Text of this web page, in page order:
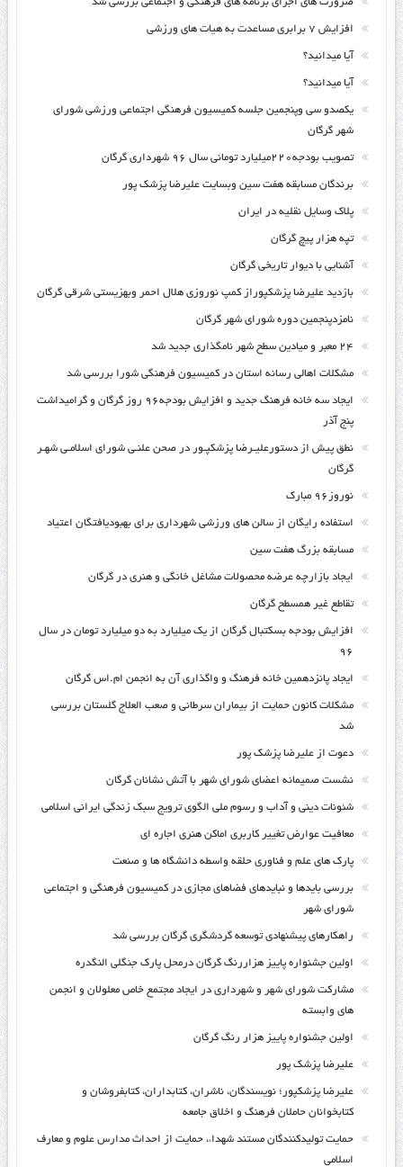
افزایش ۷ برابری مساعدت به هیات های ورزشی
آیا میدانید؟
آیا میدانید؟
یکصدو سی وپنجمین جلسه کمیسیون فرهنگی اجتماعی ورزشی شورای
شهر گرگان
تصویب بودجه۲۲۰میلیارد تومانی سال ۹۶ شهرداری گرگان
برندگان مسابقه هفت سین وبسایت علیرضا پزشک پور
پلاک وسایل نقلیه در ایران
تپه هزار پیچ گرگان
آشنایی با دیوار تاریخی گرگان
بازدید علیرضا پزشکپوراز کمپ نوروزی هلال احمر وبهزیستی شرقی گرگان
نامزدپنجمین دوره شورای شهر گرگان
۲۴ معبر و میادین سطح شهر نامگذاری جدید شد
مشکلات اهالی رسانه استان در کمیسیون فرهنگی شورا بررسی شد
ایجاد سه خانه فرهنگ جدید و افزایش بودجه۹۶ روز گرگان و گرامیداشت
پنج آذر
نطق پیش از دستورعلیـرضا پزشکپـور در صحن علنـی شورای اسلامـی شهـر
گرگان
نوروز۹۶ مبارک
استفاده رایگان از سالن های ورزشی شهرداری برای بهبودیافتگان اعتیاد
مسابقه بزرگ هفت سین
ایجاد بازارچه عرضه محصولات مشاغل خانگی و هنری در گرگان
تقاطع غیر همسطح گرگان
افزایش بودجه بسکتبال گرگان از یک میلیارد به دو میلیارد تومان در سال
۹۶
ایجاد پانزدهمین خانه فرهنگ و واگذاری آن به انجمن ام.اس گرگان
مشکلات کانون حمایت از بیماران سرطانی و صعب العلاج گلستان بررسی
شد
دعوت از علیرضا پزشک پور
نشست صمیمانه اعضای شورای شهر با آتش نشانان گرگان
شئونات دینی و آداب و رسوم ملی الگوی ترویج سبک زندگی ایرانی اسلامی
معافیت عوارض تغییر کاربری اماکن هنری اجاره ای
پارک های علم و فناوری حلقه واسطه دانشگاه ها و صنعت
بررسی بایدها و نبایدهای فضاهای مجازی در کمیسیون فرهنگی و اجتماعی
شورای شهر
راهکارهای پیشنهادی توسعه گردشگری گرگان بررسی شد
اولین جشنواره پاییز هزاررنگ گرگان درمحل پارک جنگلی النگدره
مشارکت شورای شهر و شهرداری در ایجاد مجتمع خاص معلولان و انجمن
های وابسته
اولین جشنواره پاییز هزار رنگ گرگان
علیرضا پزشک پور
علیرضا پزشکپور؛ نویسندگان، ناشران، کتابداران، کتابفروشان و
کتابخوانان حاملان فرهنگ و اخلاق جامعه
حمایت تولیدکنندگان مستند شهداء، حمایت از احداث مدارس علوم و معارف
اسلامی